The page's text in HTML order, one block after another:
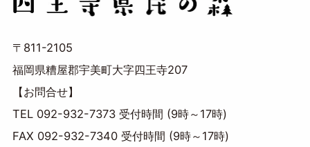
〒811-2105
福岡県糟屋郡宇美町大字四王寺207
【お問合せ】
TEL 092-932-7373 受付時間 (9時～17時)
FAX 092-932-7340 受付時間 (9時～17時)